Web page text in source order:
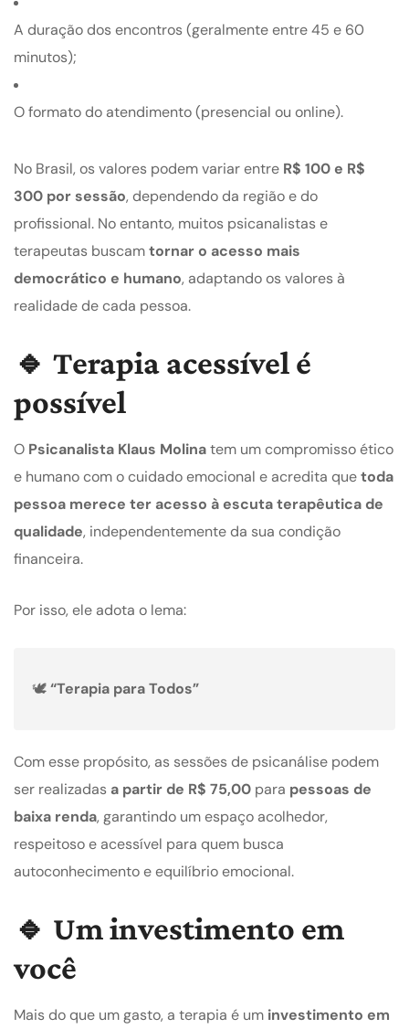
A duração dos encontros (geralmente entre 45 e 60
minutos);
O formato do atendimento (presencial ou online).
No Brasil, os valores podem variar entre R$ 100 e R$
300 por sessão, dependendo da região e do
profissional. No entanto, muitos psicanalistas e
terapeutas buscamtornar o acesso mais
democrático e humano, adaptando os valores à
realidade de cada pessoa.
🔹 Terapia acessível é
possível
O Psicanalista Klaus Molinatem um compromisso ético
e humano com o cuidado emocional e acredita quetoda
pessoa merece ter acesso à escuta terapêutica de
qualidade, independentemente da sua condição
financeira.
Por isso, ele adota o lema:
🕊️“Terapia para Todos”
Com esse propósito, as sessões de psicanálise podem
ser realizadas a partir de R$ 75,00 para pessoas de
baixa renda, garantindo um espaço acolhedor,
respeitoso e acessível para quem busca
autoconhecimento e equilíbrio emocional.
🔹 Um investimento em
você
Mais do que um gasto, a terapia é um investimento em